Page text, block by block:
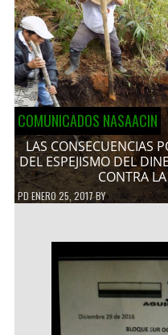
COMUNICADOS NASAACIN
LAS CONSECUENCIAS
DEL ESPEJISMO DEL
CONTRA
PDENERO 25, 2017BY